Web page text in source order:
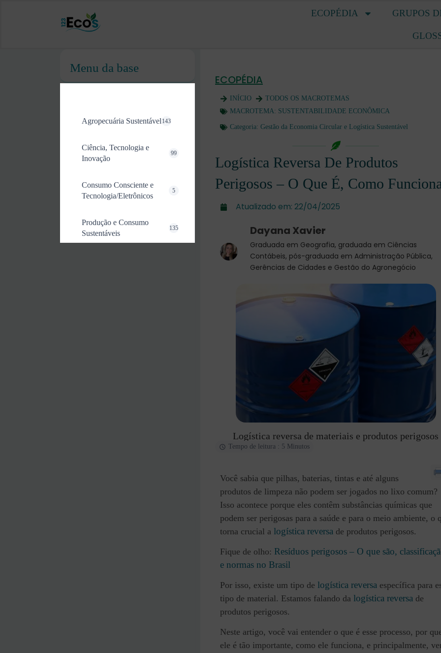
ECOPÉDIA GRUPOS
Menu da base
Agropecuária Sustentável 143
Ciência, Tecnologia e
Inovação
99
Consumo Consciente e
Tecnologia/Eletrônicos
5
Produção e Consumo
Sustentáveis
135
ECOPÉDIA
INÍCIO
TODOS OS MACROTEMAS
MACROTEMA: SUSTENTABILIDADE ECONÔMICA
Categoria: Gestão da Economia Circular e Logística Sustentável
Logística Reversa De Produtos
Perigosos – O Que É, Como
Atualizado em: 22/04/2025
Dayana Xavier
Graduada em Geografia, graduada em Ciências
Contábeis, pós-graduada em Administração Pública,
Gerências de Cidades e Gestão do Agronegócio
Logística reversa de materiais e produtos perigosos
Tempo de leitura : 5 Minutos
Você sabia que pilhas, baterias, tintas e até alguns
produtos de limpeza não podem ser jogados no lixo comum?
Isso acontece porque eles contêm substâncias químicas que
podem ser perigosas para a saúde e para o meio ambiente, o
torna crucial a logística reversa de produtos perigosos.
Fique de olho: Resíduos perigosos – O que são,
e normas no Brasil
Por isso, existe um tipo de logística reversa específica para
tipo de material. Estamos falando da logística reversa de
produtos perigosos.
Neste artigo, você vai entender o que é esse processo, por
ele é tão importante, como ele funciona, e principalmente,